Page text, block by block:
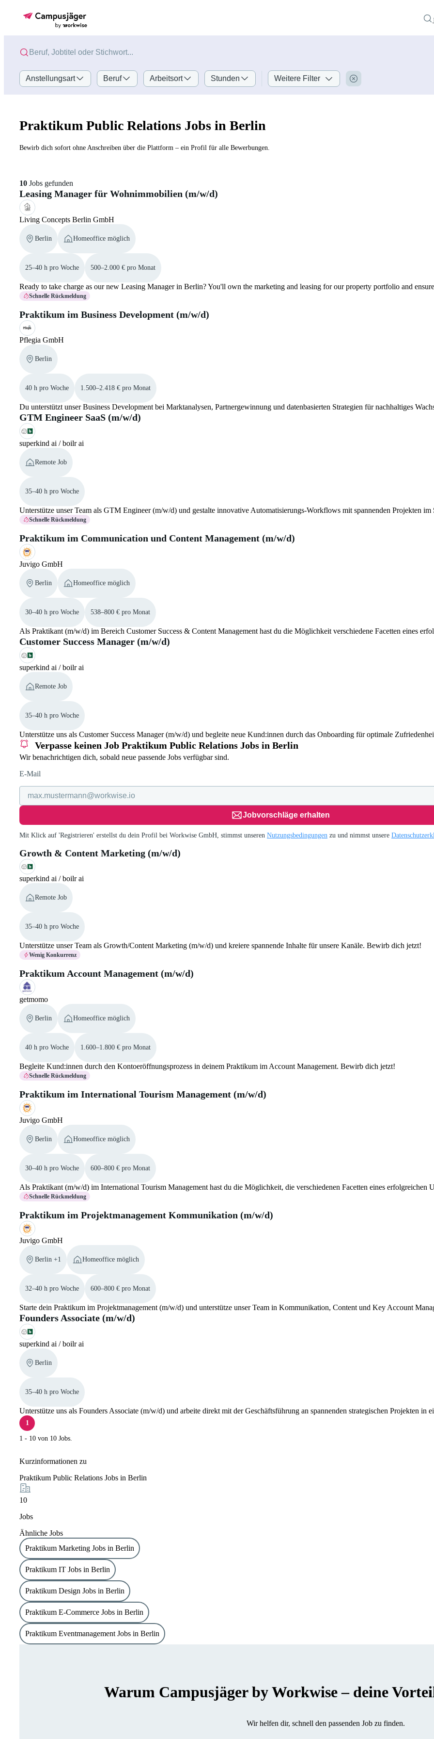
Anstellungsart Beruf Arbeitsort Stunden Weitere Filter
Praktikum Public Relations Jobs in Berlin
Bewirb dich sofort ohne Anschreiben über die Plattform – ein Profil für alle Bewerbungen.
10 Jobs gefunden
Leasing Manager für Wohnimmobilien (m/w/d)
Living Concepts Berlin GmbH
Berlin Homeoffice möglich
25–40 h pro Woche 500–2.000 € pro Monat
Ready to take charge as our new Leasing Manager in Berlin? You'll own the marketing and leasing for our property portfolio and
Schnelle Rückmeldung
Praktikum im Business Development (m/w/d)
Pflegia GmbH
Berlin
40 h pro Woche 1.500–2.418 € pro Monat
Du unterstützt unser Business Development bei Marktanalysen, Partnergewinnung und datenbasierten Strategien für nachhaltiges
GTM Engineer SaaS (m/w/d)
superkind ai / boilr ai
Remote Job
35–40 h pro Woche
Unterstütze unser Team als GTM Engineer (m/w/d) und gestalte innovative Automatisierungs-Workflows mit spannenden Projekten im
Schnelle Rückmeldung
Praktikum im Communication und Content Management (m/w/d)
Juvigo GmbH
Berlin Homeoffice möglich
30–40 h pro Woche 538–800 € pro Monat
Als Praktikant (m/w/d) im Bereich Customer Success & Content Management hast du die Möglichkeit verschiedene Facetten eines
Customer Success Manager (m/w/d)
superkind ai / boilr ai
Remote Job
35–40 h pro Woche
Unterstütze uns als Customer Success Manager (m/w/d) und begleite neue Kund:innen durch das Onboarding für optimale
Verpasse keinen Job Praktikum Public Relations Jobs in Berlin
Wir benachrichtigen dich, sobald neue passende Jobs verfügbar sind.
E-Mail
Jobvorschläge erhalten
Mit Klick auf 'Registrieren' erstellst du dein Profil bei Workwise GmbH, stimmst unserenNutzungsbedingungen zu und nimmst unsere
Growth & Content Marketing (m/w/d)
superkind ai / boilr ai
Remote Job
35–40 h pro Woche
Unterstütze unser Team als Growth/Content Marketing (m/w/d) und kreiere spannende Inhalte für unsere Kanäle. Bewirb dich jetzt!
Wenig Konkurrenz
Praktikum Account Management (m/w/d)
getmomo
Berlin Homeoffice möglich
40 h pro Woche 1.600–1.800 € pro Monat
Begleite Kund:innen durch den Kontoeröffnungsprozess in deinem Praktikum im Account Management. Bewirb dich jetzt!
Schnelle Rückmeldung
Praktikum im International Tourism Management (m/w/d)
Juvigo GmbH
Berlin Homeoffice möglich
30–40 h pro Woche 600–800 € pro Monat
Als Praktikant (m/w/d) im International Tourism Management hast du die Möglichkeit, die verschiedenen Facetten eines erfolgreichen
Schnelle Rückmeldung
Praktikum im Projektmanagement Kommunikation (m/w/d)
Juvigo GmbH
Berlin +1 Homeoffice möglich
32–40 h pro Woche 600–800 € pro Monat
Starte dein Praktikum im Projektmanagement (m/w/d) und unterstütze unser Team in Kommunikation, Content und Key Account
Founders Associate (m/w/d)
superkind ai / boilr ai
Berlin
35–40 h pro Woche
Unterstütze uns als Founders Associate (m/w/d) und arbeite direkt mit der Geschäftsführung an spannenden strategischen Projekten in
1
1 - 10 von 10 Jobs.
Kurzinformationen zu
Praktikum Public Relations Jobs in Berlin
10
Jobs
Ähnliche Jobs
Praktikum Marketing Jobs in Berlin
Praktikum IT Jobs in Berlin
Praktikum Design Jobs in Berlin
Praktikum E-Commerce Jobs in Berlin
Praktikum Eventmanagement Jobs in Berlin
Warum Campusjäger by Workwise – deine
Wir helfen dir, schnell den passenden Job zu finden.